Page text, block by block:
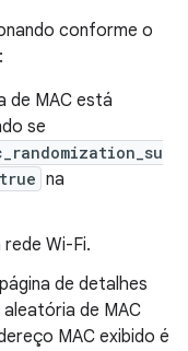
conforme o
de MAC está
se
true na
Wi-Fi.
de detalhes
de MAC
MAC exibido é